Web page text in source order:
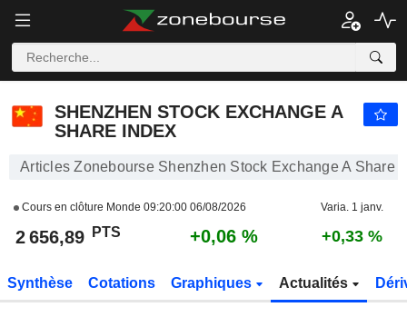
SHENZHEN STOCK EXCHANGE A
SHARE INDEX
Articles Zonebourse Shenzhen Stock Exchange A Share
Cours en clôture Monde 09:20:00 06/08/2026 Varia. 1 janv.
2 656,89 PTS +0,06 % +0,33 %
Synthèse Cotations Graphiques Actualités